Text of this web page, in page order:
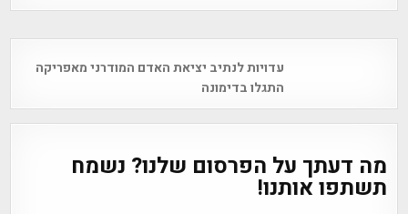
navigationעדויות לנתיב יציאת האדם המודרני מאפריקה
התגלו בדימונה
מה דעתך על הפרסום שלנו? נשמח
תשתפו אותנו!